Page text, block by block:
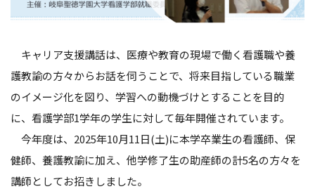
キャリア支援講話は、医療や教育の現場で働く看護職や養
護教諭の方々からお話を伺うことで、将来目指している職業
のイメージ化を図り、学習への動機づけとすることを目的
に、看護学部1学年の学生に対して毎年開催されています。
今年度は、 2025年10月11日(土)に本学卒業生の看護師、保
健師、養護教諭に加え、他学修了生の助産師の計5名の方々を
講師としてお招きしました。